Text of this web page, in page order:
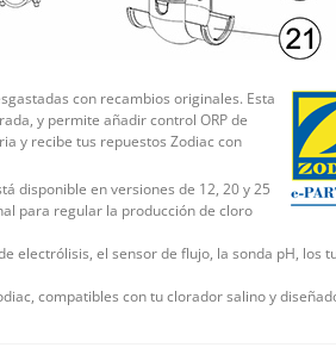
con recambios originales. Esta
y permite añadir control ORP de
y recibe tus repuestos Zodiac con
disponible en versiones de 12, 20 y 25
para regular la producción de cloro
electrólisis, el sensor de flujo, la sonda pH, los
compatibles con tu clorador salino y